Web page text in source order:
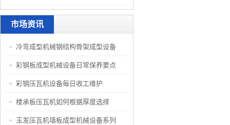
市场资讯
冷弯成型机械钢结构骨架成型设备
彩钢板成型机械设备日常保养要点
彩钢压瓦机设备每日收工维护
楼承板压瓦机如何根据厚度选择
玉发压瓦机墙板成型机械设备系列